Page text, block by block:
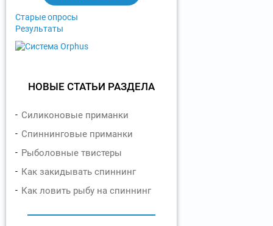
Старые опросы
Результаты
НОВЫЕ СТАТЬИ РАЗДЕЛА
Силиконовые приманки
Спиннинговые приманки
Рыболовные твистеры
Как закидывать спиннинг
Как ловить рыбу на спиннинг